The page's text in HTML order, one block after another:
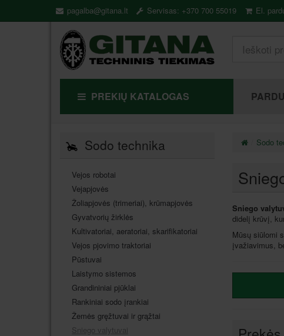
pagalba@gitana.lt Servisas: +370 700 55019 El.
PREKIŲ KATALOGAS
Sodo technika
Vejos robotai
Vejapjovės
Žoliapjovės (trimeriai), krūmapjovės
Gyvatvorių žirklės
Kultivatoriai, aeratoriai, skarifikatoriai
Vejos pjovimo traktoriai
Pūstuvai
Laistymo sistemos
Grandininiai pjūklai
Rankiniai sodo įrankiai
Žemės gręžtuvai ir grąžtai
Sniego valytuvai
Sodo
Sniego
didelį krūvį,
Mūsų siūlomi
įvažiavimus,